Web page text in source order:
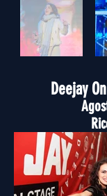
Deejay